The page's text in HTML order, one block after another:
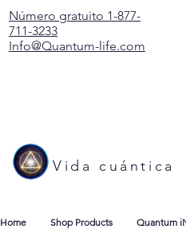
Número gratuito 1-877-
711-3233
Info@Quantum-life.com
Vida cuántica
Home Shop Products Quantum